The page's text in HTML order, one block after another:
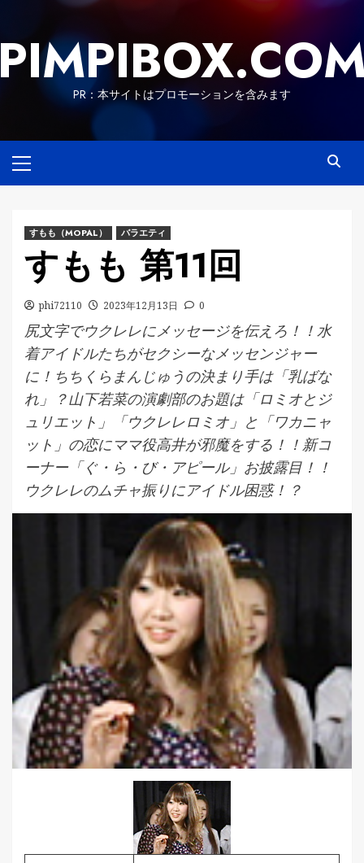
content
PR：本サイトはプロモーションを含みます
Menu
すもも（MOPAL） バラエティ
すもも 第11回
phi72110 2023年12月13日 0
尻文字でウクレレにメッセージを伝えろ！！水
着アイドルたちがセクシーなメッセンジャー
に！ちちくらまんじゅうの決まり手は「乳ばな
れ」？山下若菜の演劇部のお題は「ロミオとジ
ュリエット」「ウクレレロミオ」と「ワカニャ
ット」の恋にママ役高井が邪魔をする！！新コ
ーナー「ぐ・ら・び・アピール」お披露目！！
ウクレレのムチャ振りにアイドル困惑！？